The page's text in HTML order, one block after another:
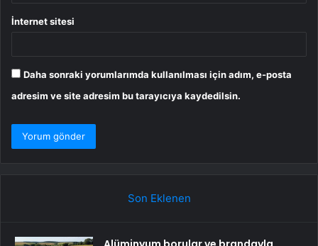
İnternet sitesi
Daha sonraki yorumlarımda kullanılması için adım, e-posta
adresim ve site adresim bu tarayıcıya kaydedilsin.
Son Eklenen